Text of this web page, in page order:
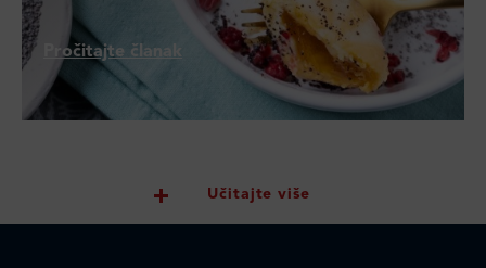
Pročitajte članak
Učitajte više